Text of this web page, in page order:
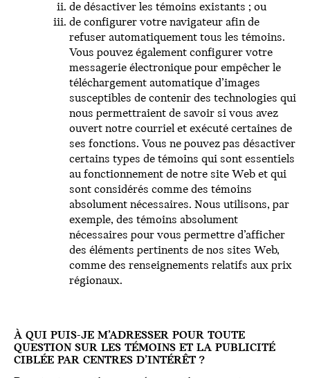
de désactiver les témoins existants ; ou
de configurer votre navigateur afin de
refuser automatiquement tous les témoins.
Vous pouvez également configurer votre
messagerie électronique pour empêcher le
téléchargement automatique d’images
susceptibles de contenir des technologies qui
nous permettraient de savoir si vous avez
ouvert notre courriel et exécuté certaines de
ses fonctions. Vous ne pouvez pas désactiver
certains types de témoins qui sont essentiels
au fonctionnement de notre site Web et qui
sont considérés comme des témoins
absolument nécessaires. Nous utilisons, par
exemple, des témoins absolument
nécessaires pour vous permettre d’afficher
des éléments pertinents de nos sites Web,
comme des renseignements relatifs aux prix
régionaux.
À QUI PUIS-JE M’ADRESSER POUR TOUTE
QUESTION SUR LES TÉMOINS ET LA PUBLICITÉ
CIBLÉE PAR CENTRES D’INTÉRÊT ?